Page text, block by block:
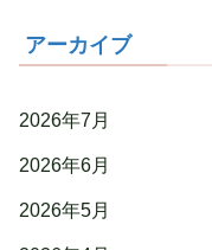
アーカイブ
2026年7月
2026年6月
2026年5月